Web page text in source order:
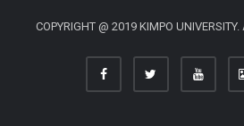
COPYRIGHT @ 2019 KIMPO